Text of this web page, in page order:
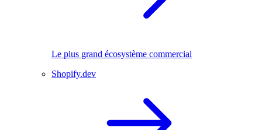
Le plus grand écosystème commercial
Shopify.dev